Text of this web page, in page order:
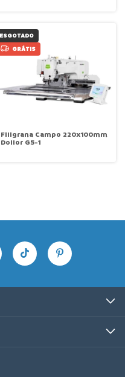
ESGOTADO
GRÁTIS
Filigrana Campo 220x100mm
Dollor G5-1